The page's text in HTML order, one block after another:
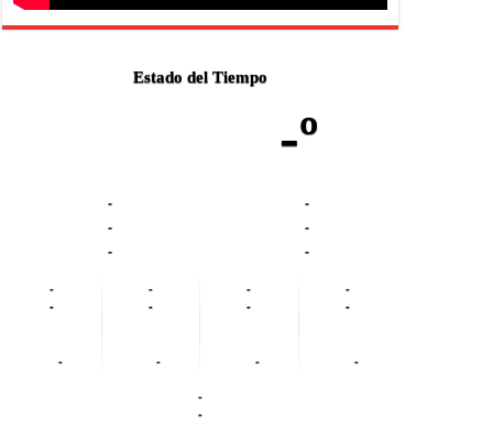
Estado del Tiempo
-º
-
-
-
-
-
-
-
-
-
-
-
-
-
-
-
-
-
-
-
-